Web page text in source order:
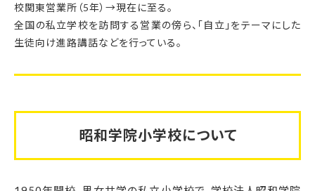
校関東営業所（5年）→現在に至る。
全国の私立学校を訪問する営業の傍ら、「自立」をテーマにした
生徒向け進路講話などを行っている。
昭和学院小学校について